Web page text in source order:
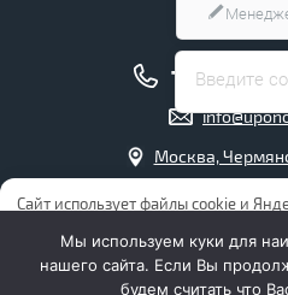
+7 (495)
Москва,
Интернет
Сайт использует файлы cookie и
использовать сайт, Вы даете
согласие на обработку файлов
Если Вы не хотите, чтобы Ваши
Мы используем куки для
нашего сайта. Если Вы
будем считать что
Введите